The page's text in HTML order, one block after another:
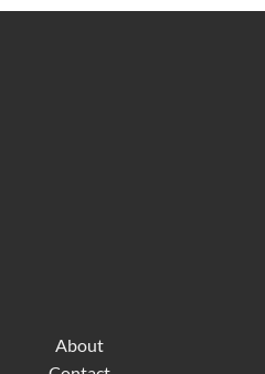
About